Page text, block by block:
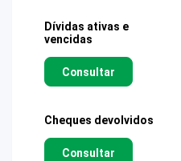
Dívidas ativas e
vencidas
Consultar
Cheques devolvidos
Consultar